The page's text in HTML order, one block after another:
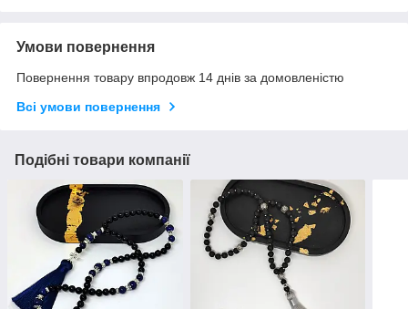
Умови повернення
Повернення товару впродовж 14 днів за домовленістю
Всі умови повернення
Подібні товари компанії